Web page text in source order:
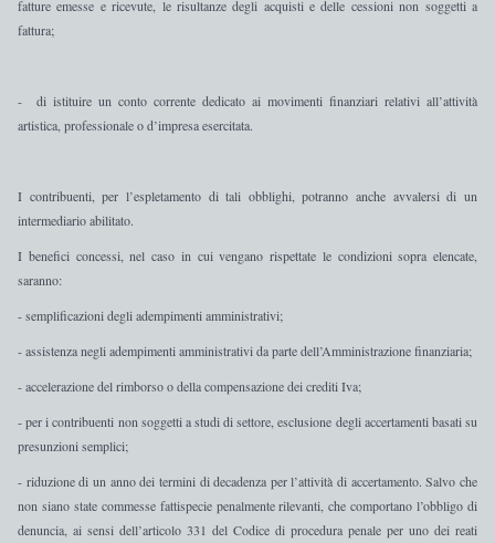
fatture emesse e ricevute , le risultanze degli acquisti edelle cessioni non soggetti a
fattura;
- di istituire un conto corrente dedicato ai movimenti finanziari relativi all’attività
artistica, professionale o d’impresa esercitata.
I contribuenti, per l’espletamento di tali obblighi, potranno anche avvalersi di un
intermediario abilitato.
I benefici concessi, nel caso in cui vengano rispettate le condizioni sopra elencate,
saranno:
-semplificazioni degli adempimenti amministrativi;
-assistenzanegli adempimenti amministrativi da parte dell’Amministrazione finanziaria;
-accelerazionedelrimborso odellacompensazione dei crediti Iva;
-per i contribuenti non soggetti a studi di settore,esclusione degli accertamenti basatisu
presunzioni semplici;
- riduzione di un annodei termini di decadenza per l’attività di accertamento. Salvo che
non siano state commesse fattispecie penalmente rilevanti, che comportano l’obbligo di
denuncia, ai sensi dell’articolo 331 del Codice di procedura penale per uno dei reati